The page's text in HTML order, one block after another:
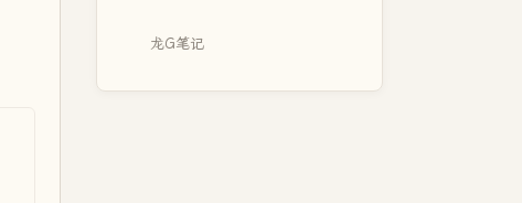
龙G笔记